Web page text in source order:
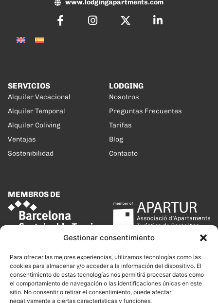
Gestionar consentimiento
Para ofrecer las mejores experiencias, utilizamos tecnologías como las
cookies para almacenar y/o acceder a la información del dispositivo. El
consentimiento de estas tecnologías nos permitirá procesar datos como
el comportamiento de navegación o las identificaciones únicas en este
sitio. No consentir o retirar el consentimiento, puede afectar
negativamente a ciertas características y funciones.
www.lodgingapartments.com
SERVICIOS
Alquiler Vacacional
Alquiler Temporal
Alquiler Coliving
Ventajas
Sostenibilidad
LODGING
Nosotros
Preguntas Frecuentes
Tarifas
Blog
Contacto
MEMBROS DE